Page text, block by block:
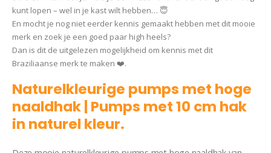
kunt lopen – wel in je kast wilt hebben… 😇
En mocht je nog niet eerder kennis gemaakt hebben met dit mooie
merk en zoek je een goed paar high heels?
Dan is dit de uitgelezen mogelijkheid om kennis met dit
Braziliaanse merk te maken ❤️.
Naturelkleurige pumps met hoge
naaldhak | Pumps met 10 cm hak
in naturel kleur.